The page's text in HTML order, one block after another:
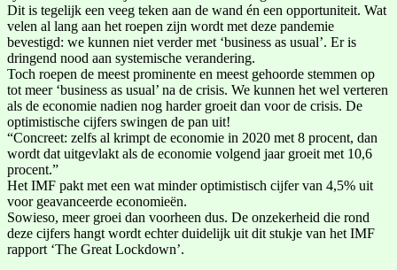
Dit is tegelijk een veeg teken aan de wand én een opportuniteit. Wat
velen al lang aan het roepen zijn wordt met deze pandemie
bevestigd: we kunnen niet verder met ‘business as usual’. Er is
dringend nood aan systemische verandering.
Toch roepen de meest prominente en meest gehoorde stemmen op
tot meer ‘business as usual’ na de crisis. We kunnen het wel verteren
als de economie nadien nog harder groeit dan voor de crisis. De
optimistische cijfers swingen de pan uit!
“Concreet: zelfs al krimpt de economie in 2020 met 8 procent, dan
wordt dat uitgevlakt als de economie volgend jaar groeit met 10,6
procent.”
Het IMF pakt met een wat minder optimistisch cijfer van 4,5% uit
voor geavanceerde economieën.
Sowieso, meer groei dan voorheen dus. De onzekerheid die rond
deze cijfers hangt wordt echter duidelijk uit dit stukje van het IMF
rapport ‘The Great Lockdown’.